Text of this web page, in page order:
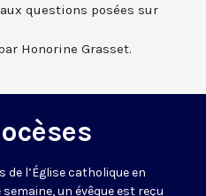
questions posées sur
Honorine Grasset.
de l’Église catholique en
un évêque est reçu